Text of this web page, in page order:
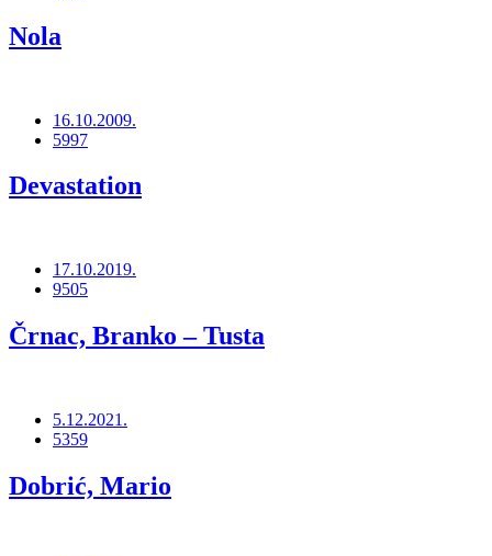
Nola
16.10.2009.
5997
Devastation
17.10.2019.
9505
Črnac, Branko – Tusta
5.12.2021.
5359
Dobrić, Mario